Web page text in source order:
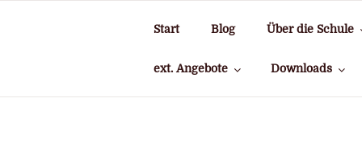
Start Blog Über die Schule
ext. Angebote Downloads